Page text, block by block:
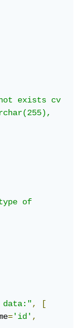
not exists cv
of
data:",
[
='id',